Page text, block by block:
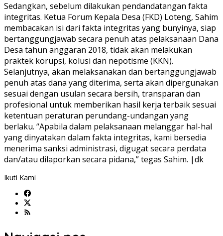
Sedangkan, sebelum dilakukan pendandatangan fakta
integritas. Ketua Forum Kepala Desa (FKD) Loteng, Sahim
membacakan isi dari fakta integritas yang bunyinya, siap
bertanggungjawab secara penuh atas pelaksanaan Dana
Desa tahun anggaran 2018, tidak akan melakukan
praktek korupsi, kolusi dan nepotisme (KKN).
Selanjutnya, akan melaksanakan dan bertanggungjawab
penuh atas dana yang diterima, serta akan dipergunakan
sesuai dengan usulan secara bersih, transparan dan
profesional untuk memberikan hasil kerja terbaik sesuai
ketentuan peraturan perundang-undangan yang
berlaku. “Apabila dalam pelaksanaan melanggar hal-hal
yang dinyatakan dalam fakta integritas, kami bersedia
menerima sanksi administrasi, digugat secara perdata
dan/atau dilaporkan secara pidana,” tegas Sahim. |dk
Ikuti Kami